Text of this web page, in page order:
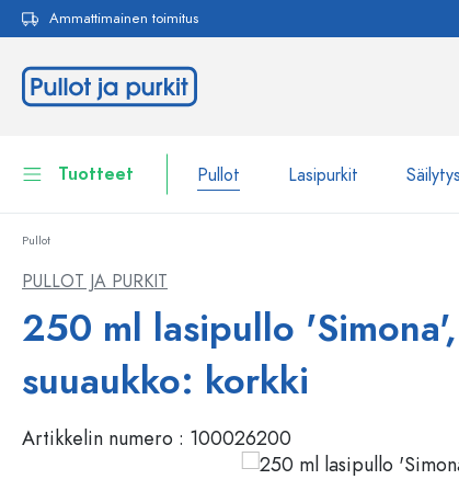
Siirry päänavigointiin
Ammattimainen toimitus
Tuotteet Pullot Lasipurkit
Lasipurkit
Pullot tuotemerkin
WECK-Lasipullot
Patenttikorkkipullot
Pullot
PULLOT JA PURKIT
250 ml lasipullo 'Simona',
suuaukko: korkki
Artikkelin numero : 100026200